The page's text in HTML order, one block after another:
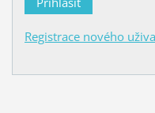
Registrace nového